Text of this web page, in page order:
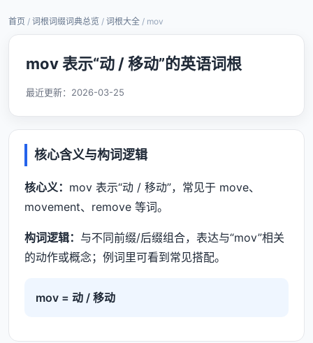
首页 / 词根词缀词典总览 / 词根大全 / mov
mov 表示“动 / 移动”的英语词根
最近更新： 2026-03-25
核心含义与构词逻辑
核心义： mov 表示“动 / 移动”，常见于 move、
movement、remove 等词。
构词逻辑： 与不同前缀/后缀组合，表达与“mov”相关
的动作或概念；例词里可看到常见搭配。
mov = 动 / 移动